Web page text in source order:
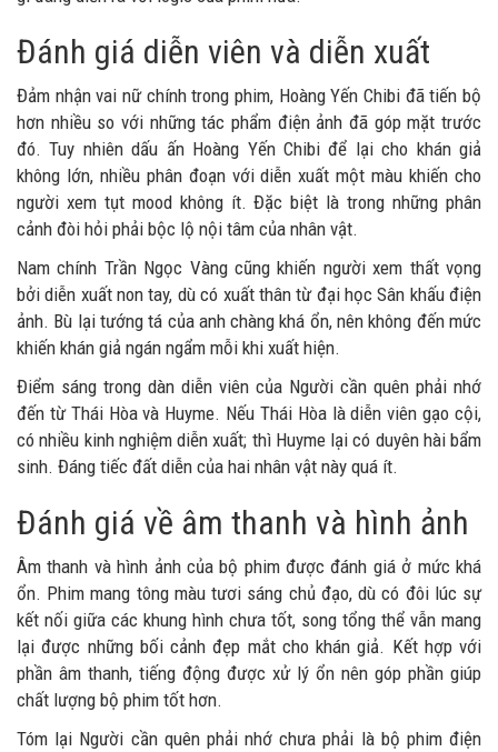
Đánh giá diễn viên và diễn xuất
Đảm nhận vai nữ chính trong phim, Hoàng Yến Chibi đã tiến bộ
hơn nhiều so với những tác phẩm điện ảnh đã góp mặt trước
đó. Tuy nhiên dấu ấn Hoàng Yến Chibi để lại cho khán giả
không lớn, nhiều phân đoạn với diễn xuất một màu khiến cho
người xem tụt mood không ít. Đặc biệt là trong những phân
cảnh đòi hỏi phải bộc lộ nội tâm của nhân vật.
Nam chính Trần Ngọc Vàng cũng khiến người xem thất vọng
bởi diễn xuất non tay, dù có xuất thân từ đại học Sân khấu điện
ảnh. Bù lại tướng tá của anh chàng khá ổn, nên không đến mức
khiến khán giả ngán ngẩm mỗi khi xuất hiện.
Điểm sáng trong dàn diễn viên của Người cần quên phải nhớ
đến từ Thái Hòa và Huyme. Nếu Thái Hòa là diễn viên gạo cội,
có nhiều kinh nghiệm diễn xuất; thì Huyme lại có duyên hài bẩm
sinh. Đáng tiếc đất diễn của hai nhân vật này quá ít.
Đánh giá về âm thanh và hình ảnh
Âm thanh và hình ảnh của bộ phim được đánh giá ở mức khá
ổn. Phim mang tông màu tươi sáng chủ đạo, dù có đôi lúc sự
kết nối giữa các khung hình chưa tốt, song tổng thể vẫn mang
lại được những bối cảnh đẹp mắt cho khán giả. Kết hợp với
phần âm thanh, tiếng động được xử lý ổn nên góp phần giúp
chất lượng bộ phim tốt hơn.
Tóm lại Người cần quên phải nhớ chưa phải là bộ phim điện